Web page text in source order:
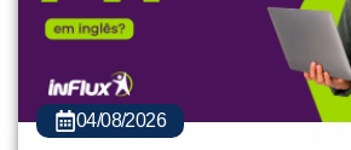
04/08/2026